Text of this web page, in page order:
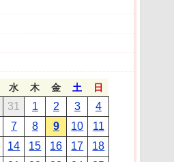
水 木 金 土 日
31 1 2 3
4
7 8 9 10
11
14 15 16 17
18